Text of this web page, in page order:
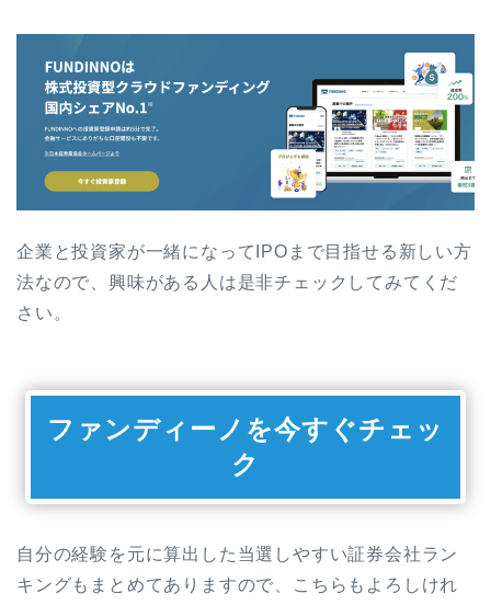
企業と投資家が一緒になってIPOまで目指せる新しい方
法なので、興味がある人は是非チェックしてみてくだ
さい。
ファンディーノを今すぐチェッ
ク
自分の経験を元に算出した当選しやすい証券会社ラン
キングもまとめてありますので、こちらもよろしけれ